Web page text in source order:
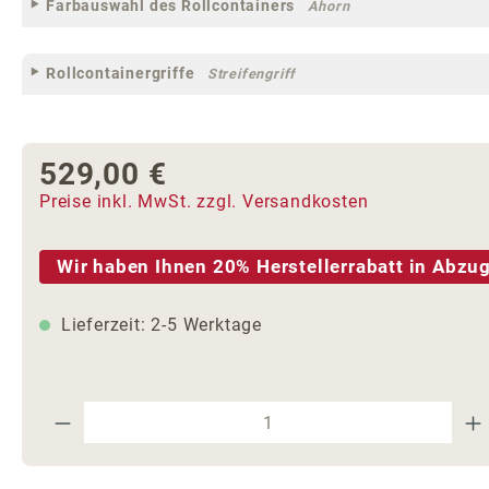
Farbauswahl des Rollcontainers Ahorn
Rollcontainergriffe Streifengriff
Regulärer Preis:
529,00 €
Preise inkl. MwSt. zzgl. Versandkosten
Wir haben Ihnen 20% Herstellerrabatt in
Lieferzeit: 2-5 Werktage
Produkt Anzahl: Gib den